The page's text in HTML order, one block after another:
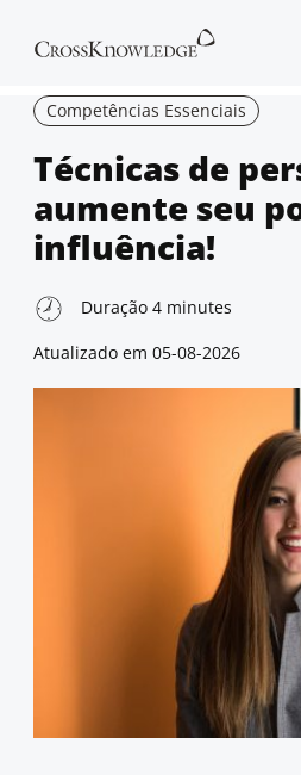
Competências Essenciais
Técnicas de
aumente seu
influência!
Duração 4 minutes
Atualizado em 05-08-2026